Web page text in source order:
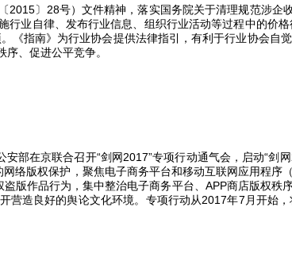
2015〕 28号）文件精神，落实国务院关于清理规范涉企
业自律、发布行业信息、组织行业活动等过程中的价
《指南》为行业协会提供法律指引，有利于行业协会自
、促进公平竞争。
安部在京联合召开“剑网2017”专项行动通气会，启动“剑网
网络版权保护，聚焦电子商务平台和移动互联网应用程序
版作品行为，集中整治电子商务平台、 APP商店版权秩
营造良好的舆论文化环境。专项行动从2017年7 月开始